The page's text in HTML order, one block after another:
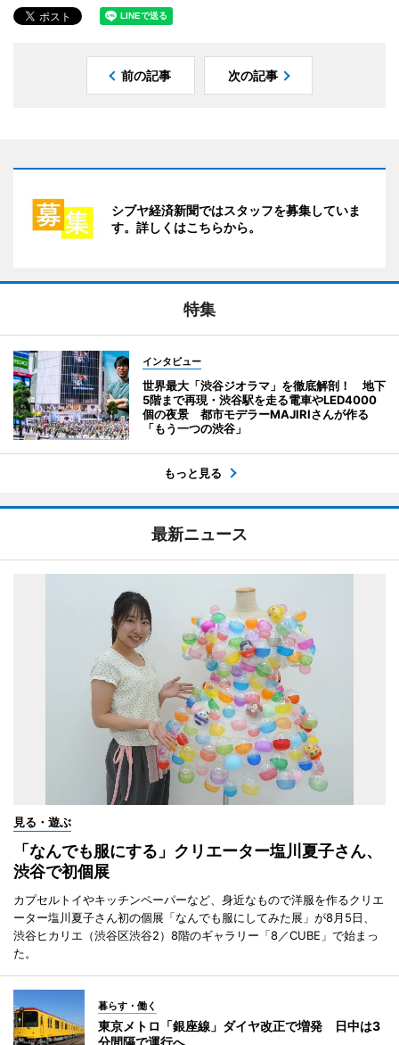
前の記事 次の記事
シブヤ経済新聞ではスタッフを募集していま
す。詳しくはこちらから。
特集
インタビュー
世界最大「渋谷ジオラマ」を徹底解剖！ 地下
5階まで再現・渋谷駅を走る電車やLED4000
個の夜景 都市モデラーMAJIRIさんが作る
「もう一つの渋谷」
もっと見る
最新ニュース
見る・遊ぶ
「なんでも服にする」クリエーター塩川夏子さん、
渋谷で初個展
カプセルトイやキッチンペーパーなど、身近なもので洋服を作るクリエ
ーター塩川夏子さん初の個展「なんでも服にしてみた展」が8月5日、
渋谷ヒカリエ（渋谷区渋谷2）8階のギャラリー「8／CUBE」で始まっ
た。
暮らす・働く
東京メトロ「銀座線」ダイヤ改正で増発 日中は3
分間隔で運行へ